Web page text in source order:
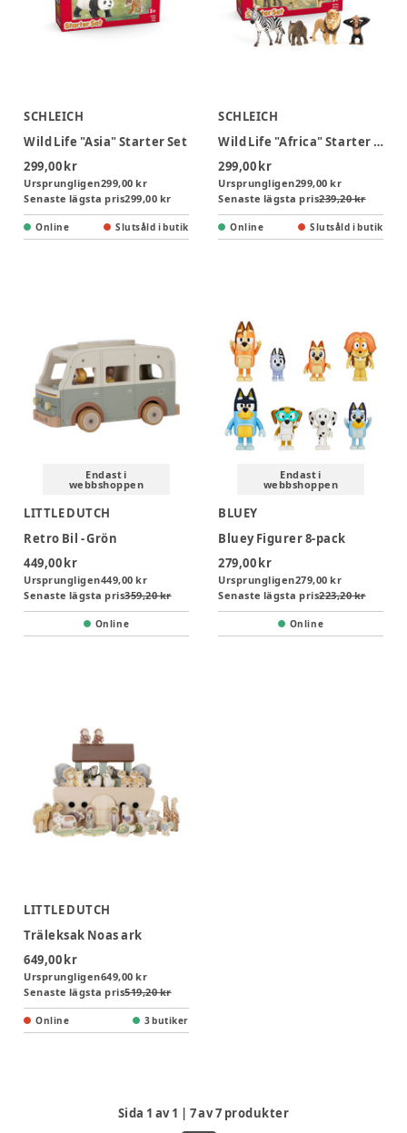
SCHLEICH
Wild Life "Asia" Starter Set
299,00 kr
Ursprungligen299,00 kr
Senaste lägsta pris299,00 kr
Online Slutsåld i butik
SCHLEICH
Wild Life "Africa" Starter Set
299,00 kr
Ursprungligen299,00 kr
Senaste lägsta pris239,20 kr
Online Slutsåld i butik
Endast i
webbshoppen
LITTLE DUTCH
Retro Bil - Grön
449,00 kr
Ursprungligen449,00 kr
Senaste lägsta pris359,20 kr
Online
Endast i
webbshoppen
BLUEY
Bluey Figurer 8-pack
279,00 kr
Ursprungligen279,00 kr
Senaste lägsta pris223,20 kr
Online
LITTLE DUTCH
Träleksak Noas ark
649,00 kr
Ursprungligen649,00 kr
Senaste lägsta pris519,20 kr
Online 3 butiker
Sida 1 av1 | 7av7 produkter